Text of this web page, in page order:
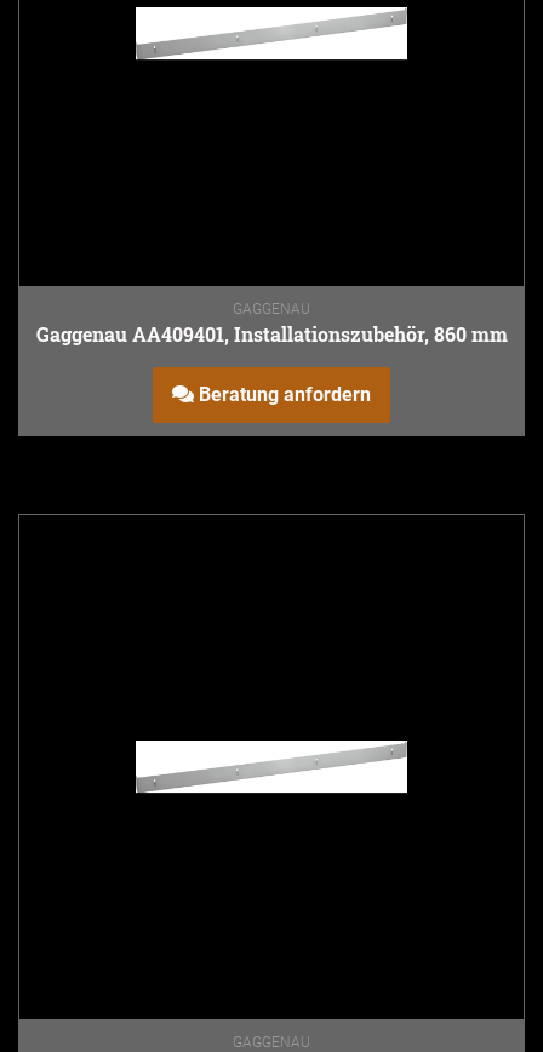
GAGGENAU
Gaggenau AA409401, Installationszubehör, 860 mm
Beratung anfordern
GAGGENAU